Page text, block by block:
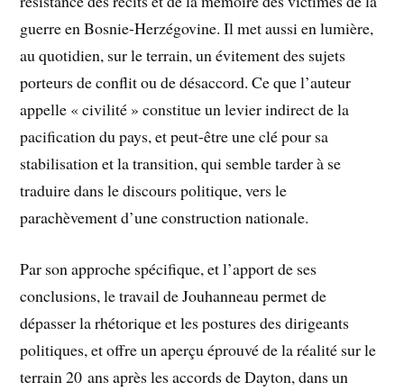
guerre en Bosnie-Herzégovine. Il met aussi en lumière,
au quotidien, sur le terrain, un évitement des sujets
porteurs de conflit ou de désaccord. Ce que l’auteur
appelle « civilité » constitue un levier indirect de la
pacification du pays, et peut-être une clé pour sa
stabilisation et la transition, qui semble tarder à se
traduire dans le discours politique, vers le
parachèvement d’une construction nationale.
Par son approche spécifique, et l’apport de ses
conclusions, le travail de Jouhanneau permet de
dépasser la rhétorique et les postures des dirigeants
politiques, et offre un aperçu éprouvé de la réalité sur le
terrain 20 ans après les accords de Dayton, dans un